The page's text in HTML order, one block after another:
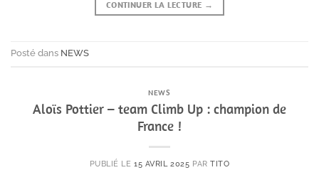
CONTINUER LA LECTURE →
Posté dans NEWS
NEWS
Aloïs Pottier – team Climb Up : champion de
France !
PUBLIÉ LE15 AVRIL 2025 PARTITO